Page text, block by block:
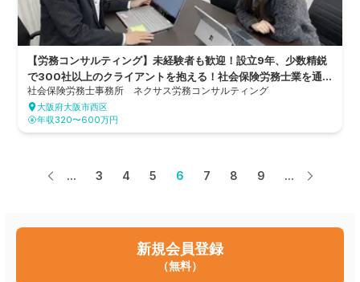
【労務コンサルティング】未経験者も歓迎！設立9年、少数精鋭
で300社以上のクライアントを抱える！社会保険労務士業を通じ
世界を変える社労士事務所
社会保険労務士事務所 ネクサス労務コンサルティング
大阪府大阪市西区
年収320〜600万円
... 3 4 5 6 7 8 9 ...
新規会員登録
（無料）